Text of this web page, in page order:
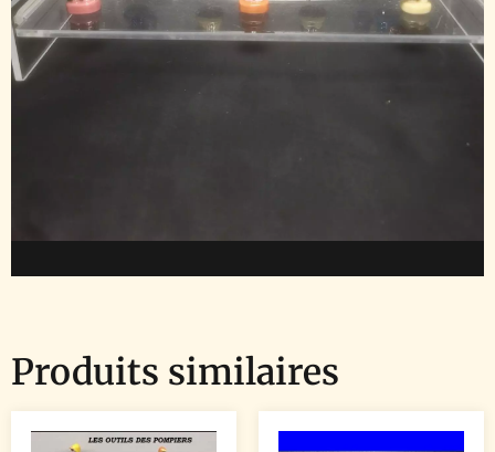
Produits similaires